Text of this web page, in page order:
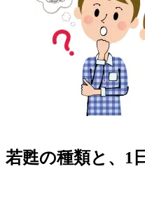
若甦の種類と、1